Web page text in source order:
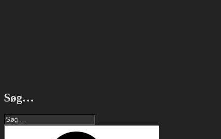
Søg…
Søg
efter: